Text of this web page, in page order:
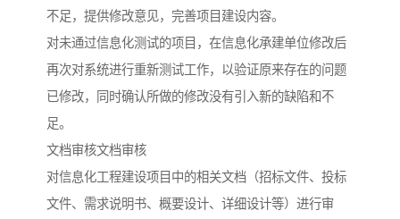
不足，提供修改意见，完善项目建设内容。
对未通过信息化测试的项目，在信息化承建单位修改后
再次对系统进行重新测试工作，以验证原来存在的问题
已修改，同时确认所做的修改没有引入新的缺陷和不
足。
文档审核文档审核
对信息化工程建设项目中的相关文档（招标文件、投标
文件、需求说明书、概要设计、详细设计等）进行审